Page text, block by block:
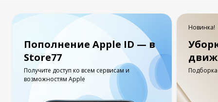
Пополнение Apple ID — в
Store77
Получите доступ ко всем сервисам и
возможностям Apple
Новинка!